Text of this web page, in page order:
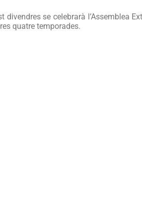
divendres se celebrarà l’Assemblea
quatre temporades.